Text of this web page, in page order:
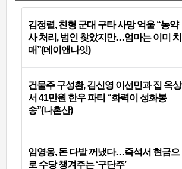
김정렬, 친형 군대 구타 사망 억울 “농약
사 처리, 범인 찾았지만…엄마는 이미 치
매”(데이앤나잇)
건물주 구성환, 김신영 이선민과 집 옥상
서 41만원 한우 파티 “화력이 성화봉
송”(나혼산)
임영웅, 돈 다발 꺼냈다…즉석서 현금으
로 수당 챙겨주는 ‘구단주’